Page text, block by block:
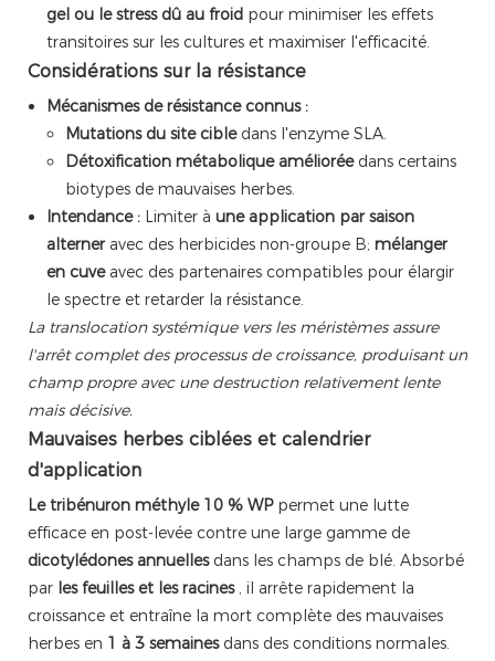
gel ou le stress dû au froidpour minimiser les effets
transitoires sur les cultures et maximiser l'efficacité.
Considérations sur la résistance
Mécanismes de résistance connus :
Mutations du site cibledans l'enzyme SLA.
Détoxification métabolique amélioréedans certains
biotypes de mauvaises herbes.
Intendance :Limiter à une application par saison
alterneravec des herbicides non-groupe B; mélanger
en cuveavec des partenaires compatibles pour élargir
le spectre et retarder la résistance.
La translocation systémique vers les méristèmes assure
l'arrêt complet des processus de croissance, produisant un
champ propre avec une destruction relativement lente
mais décisive.
Mauvaises herbes ciblées et calendrier
d'application
Le tribénuron méthyle 10 % WPpermet une lutte
efficace en post-levée contre une large gamme de
dicotylédones annuellesdans les champs de blé. Absorbé
par les feuilles et les racines, il arrête rapidement la
croissance et entraîne la mort complète des mauvaises
herbes en 1 à 3 semainesdans des conditions normales.